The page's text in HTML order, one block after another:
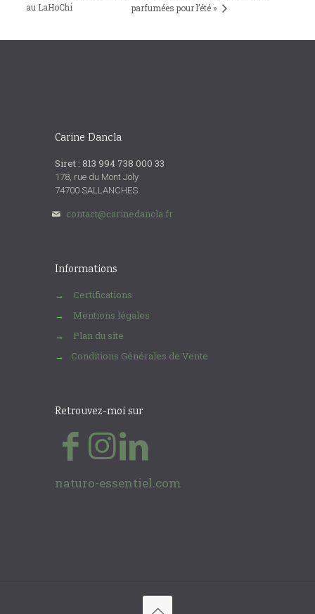
au LaHoChi
parfumées pour l’été »
Carine Dancla
Siret : 813 994 738 000 33
178, rue du Mont Joly
74700 SALLANCHES
contact@carinedancla.fr
Informations
→ Certifications
→ Mentions légales
→ Plan du site
→ Conditions Générales de Vente
Retrouvez-moi sur
naturo-essentiel.com